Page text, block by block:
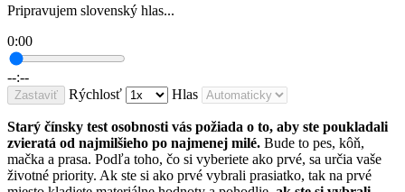
Pripravujem slovenský hlas...
0:00
--:--
Zastaviť Rýchlosť Hlas
Starý čínsky test osobnosti vás požiada o to, aby ste poukladali
zvieratá od najmilšieho po najmenej milé. Bude to pes, kôň,
mačka a prasa. Podľa toho, čo si vyberiete ako prvé, sa určia vaše
životné priority. Ak ste si ako prvé vybrali prasiatko, tak na prvé